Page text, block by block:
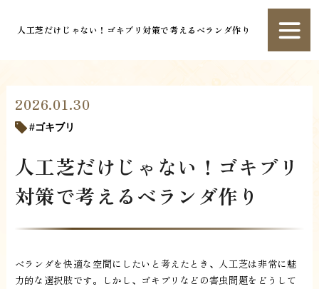
人工芝だけじゃない！ゴキブリ対策で考えるベランダ作り
2026.01.30
ゴキブリ
人工芝だけじゃない！ゴキブリ
対策で考えるベランダ作り
ベランダを快適な空間にしたいと考えたとき、人工芝は非常に魅
力的な選択肢です。しかし、ゴキブリなどの害虫問題をどうして